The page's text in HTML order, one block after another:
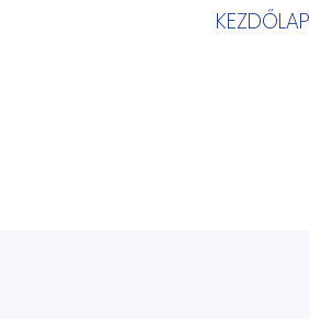
KEZDŐLAP